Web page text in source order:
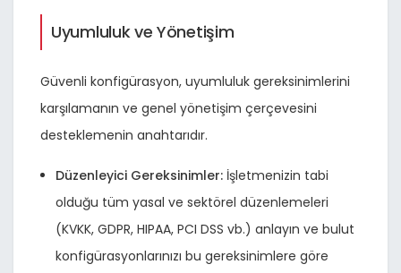
Uyumluluk ve Yönetişim
Güvenli konfigürasyon, uyumluluk gereksinimlerini
karşılamanın ve genel yönetişim çerçevesini
desteklemenin anahtarıdır.
Düzenleyici Gereksinimler: İşletmenizin tabi
olduğu tüm yasal ve sektörel düzenlemeleri
(KVKK, GDPR, HIPAA, PCI DSS vb.) anlayın ve bulut
konfigürasyonlarınızı bu gereksinimlere göre